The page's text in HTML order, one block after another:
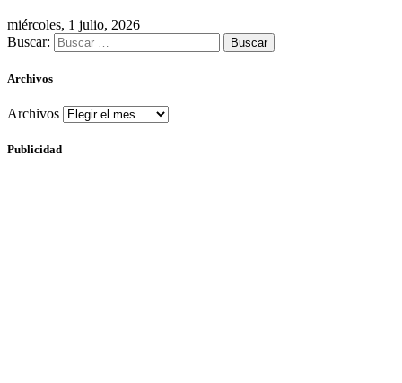
miércoles, 1 julio, 2026
Buscar:
Archivos
Archivos
Publicidad